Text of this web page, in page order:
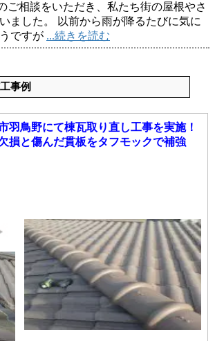
ご相談をいただき、私たち街の屋根やさ
ました。 以前から雨が降るたびに気に
ですが ...続きを読む
事例
羽鳥野にて棟瓦取り直し工事を実施！
損と傷んだ貫板をタフモックで補強